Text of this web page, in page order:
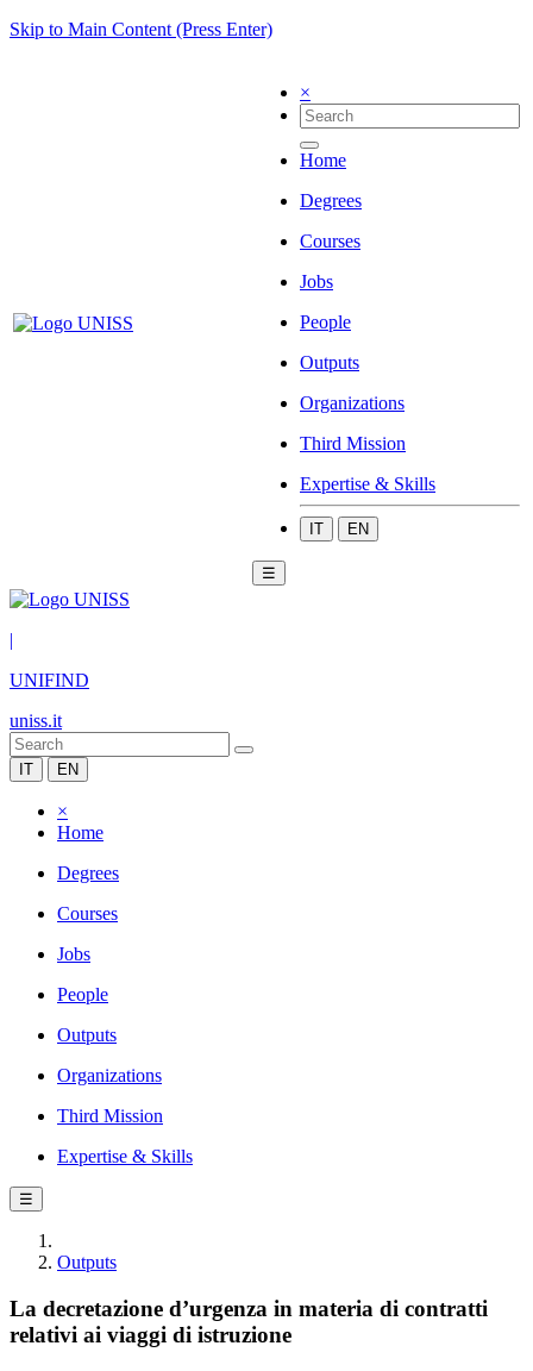
Skip to Main Content (Press Enter)
×
Home
Degrees
Courses
Jobs
People
Outputs
Organizations
Third Mission
Expertise & Skills
IT EN
☰
|
UNIFIND
uniss.it
IT EN
×
Home
Degrees
Courses
Jobs
People
Outputs
Organizations
Third Mission
Expertise & Skills
☰
Outputs
La decretazione d’urgenza in materia di contratti
relativi ai viaggi di istruzione